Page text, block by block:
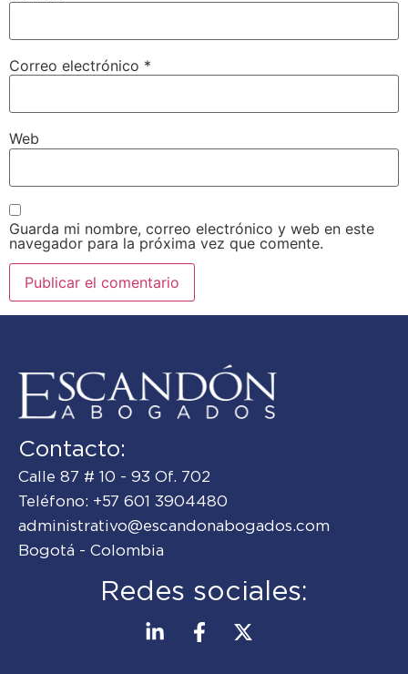
Correo electrónico *
Web
Guarda mi nombre, correo electrónico y web en este
navegador para la próxima vez que comente.
Contacto:
Calle 87 # 10 - 93 Of. 702
Teléfono: +57 601 3904480
administrativo@escandonabogados.com
Bogotá - Colombia
Redes sociales: